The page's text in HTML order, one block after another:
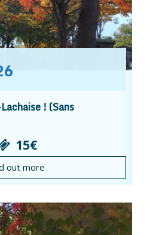
! (Sans
15€
out more